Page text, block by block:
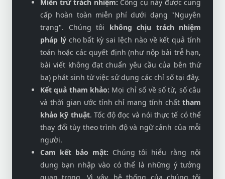
Miễn trừ trách nhiệm: Công cụ này được cung
cấp hoàn toàn miễn phí dưới dạng "Nguyên
trạng". Chúng tôi không chịu trách nhiệm
pháp lýcho bất kỳ sai lệch nào về kết quả tính
toán hoặc các quyết định (như nộp bài trễ hạn,
bài viết không đạt chuẩn yêu cầu của bên thứ
ba) phát sinh từ việc sử dụng các chỉ số tại đây.
Kết quả tham khảo: Mọi chỉ số về số từ, số câu
và thời gian ước tính chỉ mang tính chất tham
khảo kỹ thuật. Tốc độ đọc và nói thực tế có thể
thay đổi tùy theo trình độ và ngữ cảnh của mỗi
người.
Cam kết bảo mật: Chúng tôi hiểu rằng nội
dung bạn nhập vào có thể là những ý tưởng